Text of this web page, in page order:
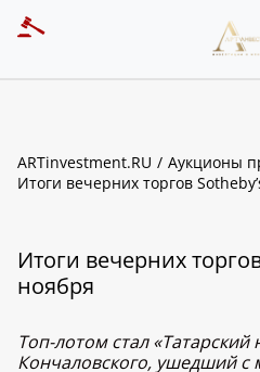
ARTinvestment.RU
Аукционы
Итоги вечерних торгов
Итоги вечерних
ноября
Топ-лотом стал
Кончаловского, ушедший с